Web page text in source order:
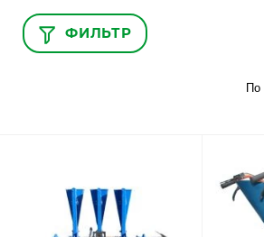
ФИЛЬТР